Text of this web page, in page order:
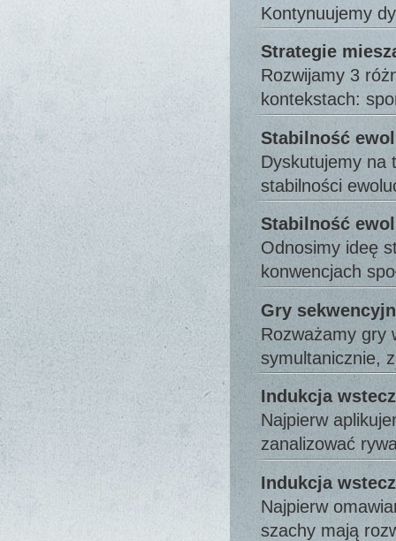
Kontynuujemy
Strategie
Rozwijamy 3
kontekstach:
Stabilność
Dyskutujemy na
stabilności
Stabilność
Odnosimy ideę
konwencjach
Gry
Rozważamy gry
symultanicznie,
Indukcja
Najpierw
zanalizować
Indukcja
Najpierw
szachy mają